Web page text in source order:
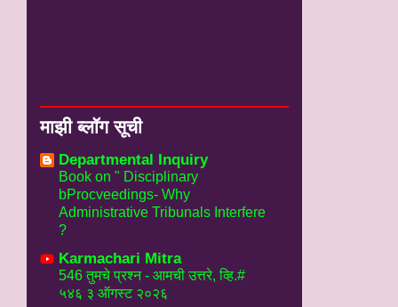
माझी ब्लॉग सूची
Departmental Inquiry
Book on " Disciplinary
bProcveedings- Why
Administrative Tribunals Interfere
?
Karmachari Mitra
546 तुमचे प्रश्न - आमची उत्तरे, व्हि.#
५४६ ३ ऑगस्ट २०२६